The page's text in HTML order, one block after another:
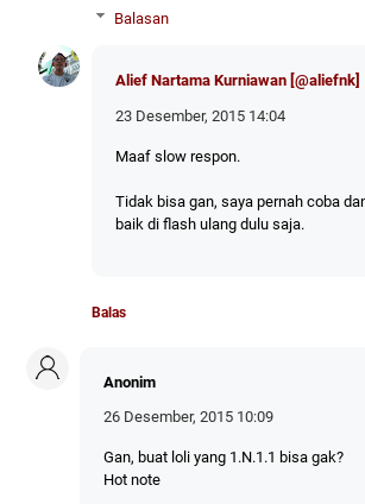
Balasan
Alief Nartama Kurniawan [@aliefnk]
23 Desember, 2015 14:04
Maaf slow respon.
Tidak bisa gan, saya pernah coba
baik di flash ulang dulu saja.
Balas
Anonim
26 Desember, 2015 10:09
Gan, buat loli yang 1.N.1.1 bisa gak?
Hot note